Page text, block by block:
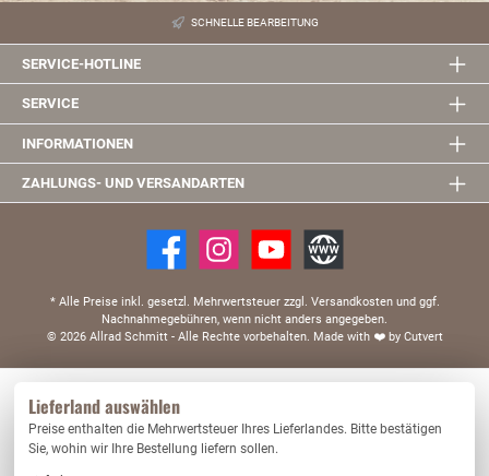
SCHNELLE BEARBEITUNG
SERVICE-HOTLINE
SERVICE
INFORMATIONEN
ZAHLUNGS- UND VERSANDARTEN
* Alle Preise inkl. gesetzl. Mehrwertsteuer zzgl. Versandkosten und ggf.
Nachnahmegebühren, wenn nicht anders angegeben.
© 2026 Allrad Schmitt - Alle Rechte vorbehalten. Made with ❤️by Cutvert
Lieferland auswählen
Preise enthalten die Mehrwertsteuer Ihres Lieferlandes. Bitte bestätigen
Sie, wohin wir Ihre Bestellung liefern sollen.
Nur technisch notwendige Konfigurieren